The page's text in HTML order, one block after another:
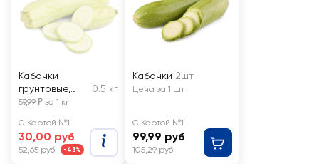
Кабачки
грунтовые,
весовые
0.5 кг
59,99 ₽ за 1 кг
С Картой №1
30,00 руб
52,65 руб -43%
Кабачки 2шт
Цена за 1 шт
С Картой №1
99,99 руб
105,29 руб